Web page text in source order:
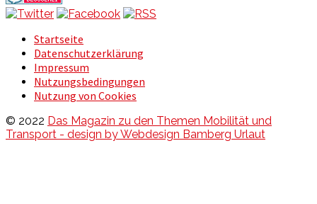
Startseite
Datenschutzerklärung
Impressum
Nutzungsbedingungen
Nutzung von Cookies
© 2022 Das Magazin zu den Themen Mobilität und
Transport - design by Webdesign Bamberg Urlaut